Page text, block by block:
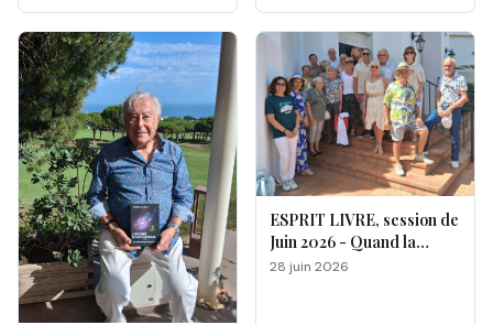
ESPRIT LIVRE, session de
Juin 2026 - Quand la
magie opère !
28 juin 2026